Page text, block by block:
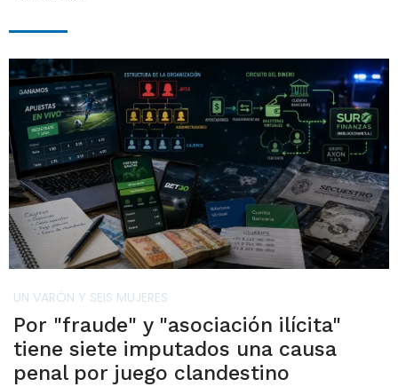
UN VARÓN Y SEIS MUJERES
Por "fraude" y "asociación ilícita"
tiene siete imputados una causa
penal por juego clandestino